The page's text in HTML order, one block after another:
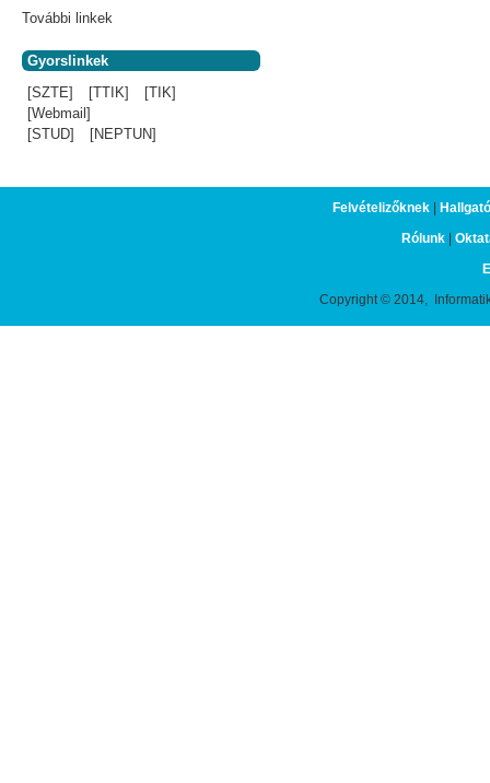
További linkek
Gyorslinkek
[SZTE]
[TTIK]
[TIK]
[Webmail]
[STUD]
[NEPTUN]
Felvételizőknek|
Rólunk|
Copyright © 2014,